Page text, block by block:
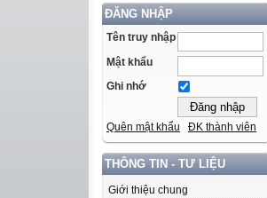
ĐĂNG NHẬP
Tên truy nhập
Mật khẩu
Ghi nhớ
Quên mật khẩu ĐK thành viên
THÔNG TIN - TƯ LIỆU
Giới thiệu chung